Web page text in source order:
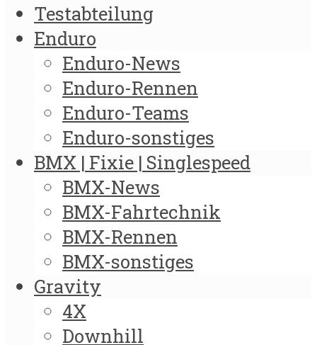
Testabteilung
Enduro
Enduro-News
Enduro-Rennen
Enduro-Teams
Enduro-sonstiges
BMX | Fixie | Singlespeed
BMX-News
BMX-Fahrtechnik
BMX-Rennen
BMX-sonstiges
Gravity
4X
Downhill